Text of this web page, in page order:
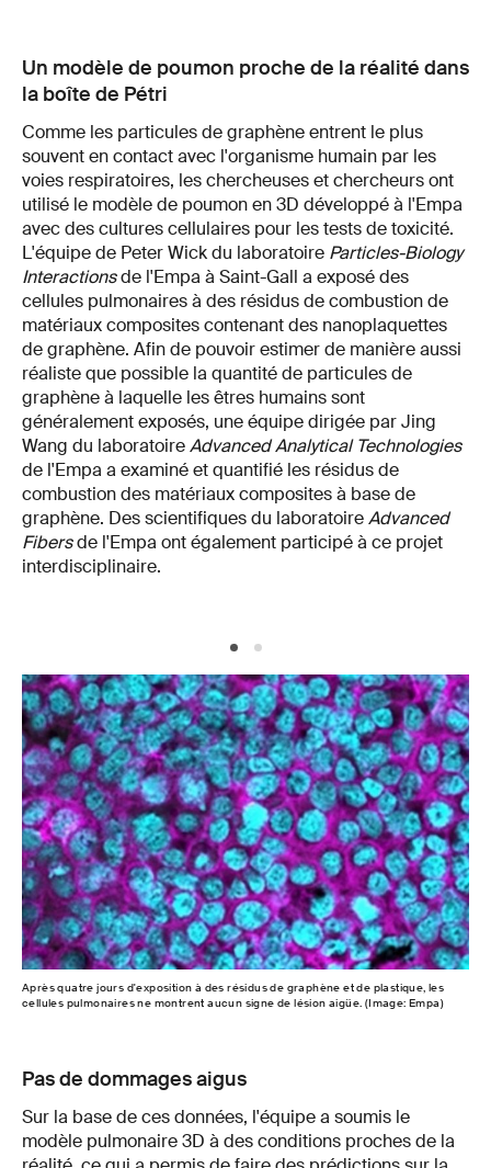
Un modèle de poumon proche de la réalité dans
la boîte de Pétri
Comme les particules de graphène entrent le plus
souvent en contact avec l'organisme humain par les
voies respiratoires, les chercheuses et chercheurs ont
utilisé le modèle de poumon en 3D développé à l'Empa
avec des cultures cellulaires pour les tests de toxicité.
L'équipe de Peter Wick du laboratoire Particles-Biology
Interactionsde l'Empa à Saint-Gall a exposé des
cellules pulmonaires à des résidus de combustion de
matériaux composites contenant des nanoplaquettes
de graphène. Afin de pouvoir estimer de manière aussi
réaliste que possible la quantité de particules de
graphène à laquelle les êtres humains sont
généralement exposés, une équipe dirigée par Jing
Wang du laboratoireAdvanced Analytical Technologies
de l'Empa a examiné et quantifié les résidus de
combustion des matériaux composites à base de
graphène. Des scientifiques du laboratoireAdvanced
Fibersde l'Empa ont également participé à ce projet
interdisciplinaire.
Après quatre jours d'exposition à des résidus de graphène et de plastique, les
cellules pulmonaires ne montrent aucun signe de lésion aigüe. (Image: Empa)
Pas de dommages aigus
Sur la base de ces données, l'équipe a soumis le
modèle pulmonaire 3D à des conditions proches de la